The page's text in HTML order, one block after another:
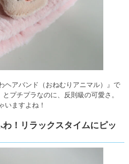
ヘアバンド（おねむりアニマル）』で
プチプラなのに、反則級の可愛さ。
いますよね！
！リラックスタイムにピッ